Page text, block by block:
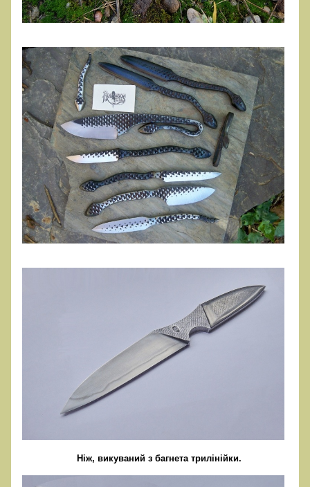
Ніж, викуваний з багнета трилінійки.